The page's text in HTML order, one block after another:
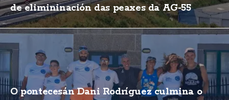
de elimininación das peaxes da AG-55
O pontecesán Dani Rodríguez culmina o